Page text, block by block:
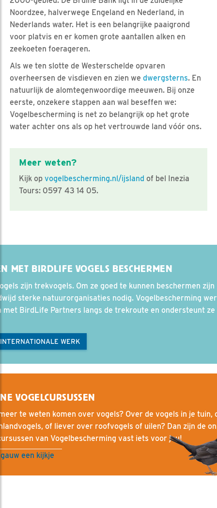
Noordzee, halverwege Engeland en Nederland, in
Nederlands water. Het is een belangrijke paaigrond
voor platvis en er komen grote aantallen alken en
zeekoeten foerageren.
Als we ten slotte de Westerschelde opvaren
overheersen de visdieven en zien we dwergsterns. En
natuurlijk de alomtegenwoordige meeuwen. Bij onze
eerste, onzekere stappen aan wal beseffen we:
Vogelbescherming is net zo belangrijk op het grote
water achter ons als op het vertrouwde land vóór ons.
Meer weten?
Kijk op vogelbescherming.nl/ijsland of bel Inezia
Tours: 0597 43 14 05.
MET BIRDLIFE VOGELS BESCHERMEN
zijn trekvogels. Om ze goed te kunnen beschermen zijn
sterke natuurorganisaties nodig. Vogelbescherming
met BirdLife Partners langs de trekroute en ondersteunt ze
WERK
VOGELCURSUSSEN
te weten komen over vogels? Over de vogels in je tuin,
of liever over roofvogels of uilen? Dan zijn de
van Vogelbescherming vast iets voor jou!
een kijkje